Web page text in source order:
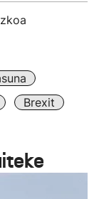
Brexit